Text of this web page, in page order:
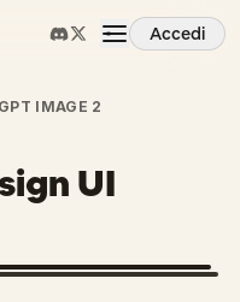
Accedi
GPT IMAGE 2
UI